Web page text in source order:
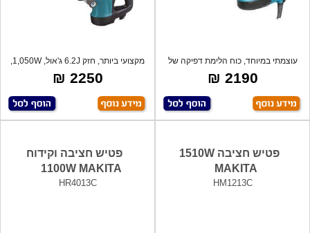
עוצמתי במיוחד, כוח הלימת דפיקה של
17.4J
2190 ₪
קי
2250 ₪
פטיש חציבה 1510W
MAKITA
HM1213C
פטיש חציבה וקידוח
1100W MAKITA
HR4013C